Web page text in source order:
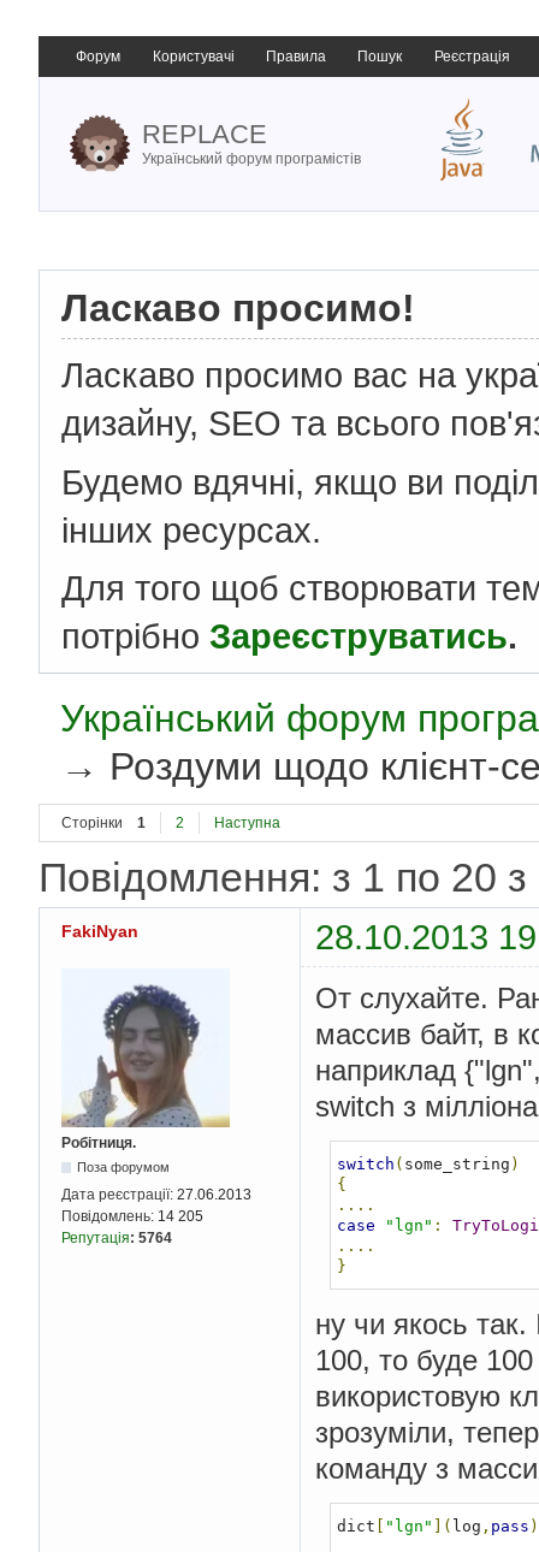
Форум Користувачі Правила Пошук Реєстрація
REPLACE
Український форум програмістів
Ласкаво просимо!
Ласкаво просимо вас на
дизайну, SEO та всього
Будемо вдячні, якщо ви
інших ресурсах.
Для того щоб створювати
потрібно Зареєструватись.
Український форум
→ Роздуми щодо клієнт-
Сторінки 1 2 Наступна
Повідомлення: з 1 по 20 з
FakiNyan 28.10.2013
Робітниця.
Поза форумом
Дата реєстрації: 27.06.2013
Повідомлень: 14 205
Репутація: 5764
От слухайте.
массив байт, в
наприклад
switch з
switch ( some_string )
{
....
case
"lgn" :
....
}
ну чи якось
100, то буде
використовую
зрозуміли,
команду з
dict "lgn" ]( log , pass